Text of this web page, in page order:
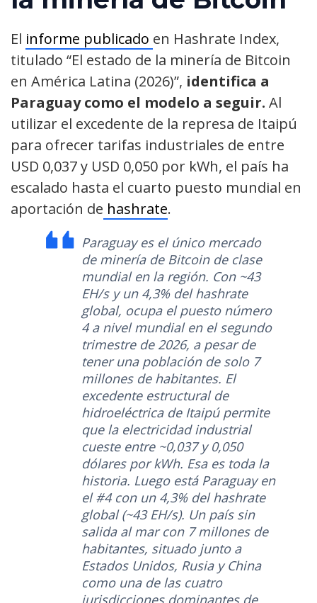
El informe publicado en Hashrate Index,
titulado “El estado de la minería de Bitcoin
en América Latina (2026)”, identifica a
Paraguay como el modelo a seguir. Al
utilizar el excedente de la represa de Itaipú
para ofrecer tarifas industriales de entre
USD 0,037 y USD 0,050 por kWh, el país ha
escalado hasta el cuarto puesto mundial en
aportación de hashrate.
Paraguay es el único mercado
de minería de Bitcoin de clase
mundial en la región. Con ~43
EH/s y un 4,3% del hashrate
global, ocupa el puesto número
4 a nivel mundial en el segundo
trimestre de 2026, a pesar de
tener una población de solo 7
millones de habitantes. El
excedente estructural de
hidroeléctrica de Itaipú permite
que la electricidad industrial
cueste entre ~0,037 y 0,050
dólares por kWh. Esa es toda la
historia. Luego está Paraguay en
el #4 con un 4,3% del hashrate
global (~43 EH/s). Un país sin
salida al mar con 7 millones de
habitantes, situado junto a
Estados Unidos, Rusia y China
como una de las cuatro
jurisdicciones dominantes de